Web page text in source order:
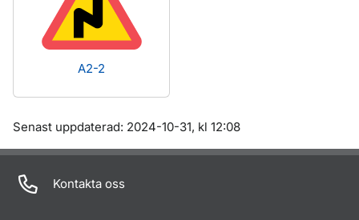
A2-2
Om sidan
Senast uppdaterad: 2024-10-31, kl 12:08
Kontakta oss